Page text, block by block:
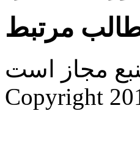
مرتبط
مجاز است. |
Copyright